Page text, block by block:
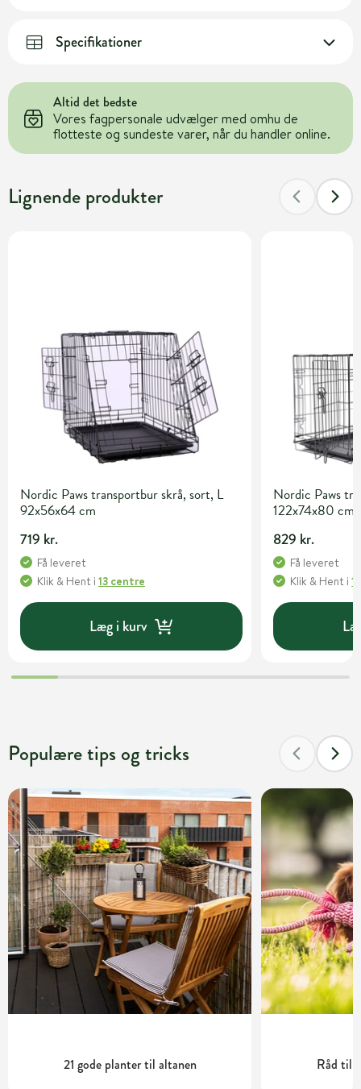
Specifikationer
Altid det bedste
Vores fagpersonale udvælger med omhu de
flotteste og sundeste varer, når du handler online.
Lignende produkter
Nordic Paws transportbur skrå, sort, L
92x56x64 cm
719 kr.
Få leveret
Klik & Hent i 13 centre
Læg i kurv
Nordic Paws
122x74x80 cm
829 kr.
Få leveret
Klik & Hent i
Populære tips og tricks
21 gode planter til altanen Råd til